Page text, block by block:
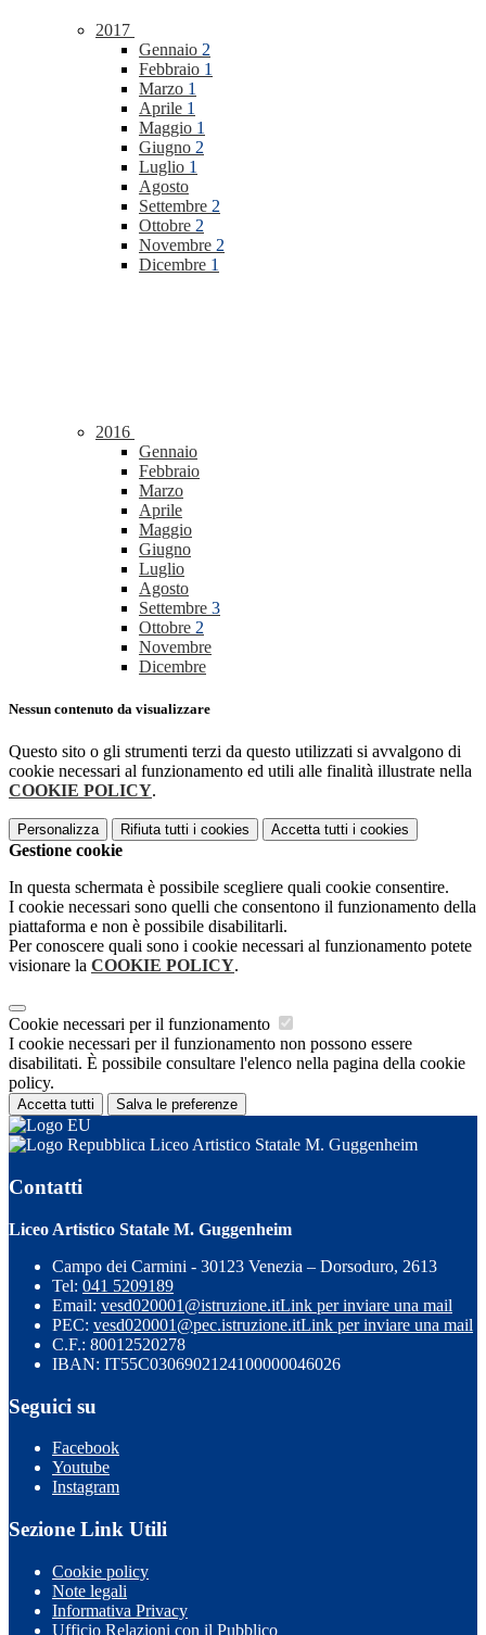
2017
Gennaio 2
Febbraio 1
Marzo 1
Aprile 1
Maggio 1
Giugno 2
Luglio 1
Agosto
Settembre 2
Ottobre 2
Novembre 2
Dicembre 1
2016
Gennaio
Febbraio
Marzo
Aprile
Maggio
Giugno
Luglio
Agosto
Settembre 3
Ottobre 2
Novembre
Dicembre
Nessun contenuto da visualizzare
Questo sito o gli strumenti terzi da questo utilizzati si avvalgono di
cookie necessari al funzionamento ed utili alle finalità illustrate nella
COOKIE POLICY.
Personalizza Rifiuta tutti i cookies Accetta tutti i cookies
Gestione cookie
In questa schermata è possibile scegliere quali cookie consentire.
I cookie necessari sono quelli che consentono il funzionamento della
piattaforma e non è possibile disabilitarli.
Per conoscere quali sono i cookie necessari al funzionamento potete
visionare la COOKIE POLICY.
Cookie necessari per il funzionamento
I cookie necessari per il funzionamento non possono essere
disabilitati. È possibile consultare l'elenco nella pagina della cookie
policy.
Accetta tutti Salva le preferenze
Liceo Artistico Statale M. Guggenheim
Contatti
Liceo Artistico Statale M. Guggenheim
Campo dei Carmini - 30123 Venezia – Dorsoduro, 2613
Tel: 041 5209189
Email: vesd020001@istruzione.itLink per inviare una mail
PEC: vesd020001@pec.istruzione.itLink per inviare una mail
C.F.: 80012520278
IBAN: IT55C0306902124100000046026
Seguici su
Facebook
Youtube
Instagram
Sezione Link Utili
Cookie policy
Note legali
Informativa Privacy
Ufficio Relazioni con il Pubblico